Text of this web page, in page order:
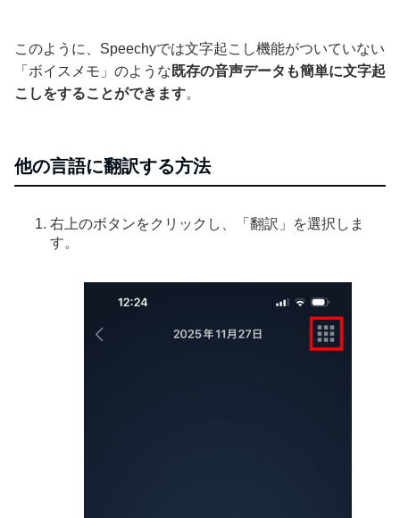
このように、Speechyでは文字起こし機能がついていない
「ボイスメモ」のような 既存の音声データも簡単に文字起
こしをすることができます。
他の言語に翻訳する方法
右上のボタンをクリックし、「翻訳」を選択しま
す。